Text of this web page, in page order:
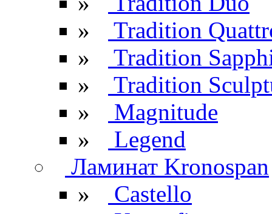
»
Tradition
»
Tradition
»
Tradition
»
Magnitude
»
Legend
Ламинат Kronospan
»
Castello